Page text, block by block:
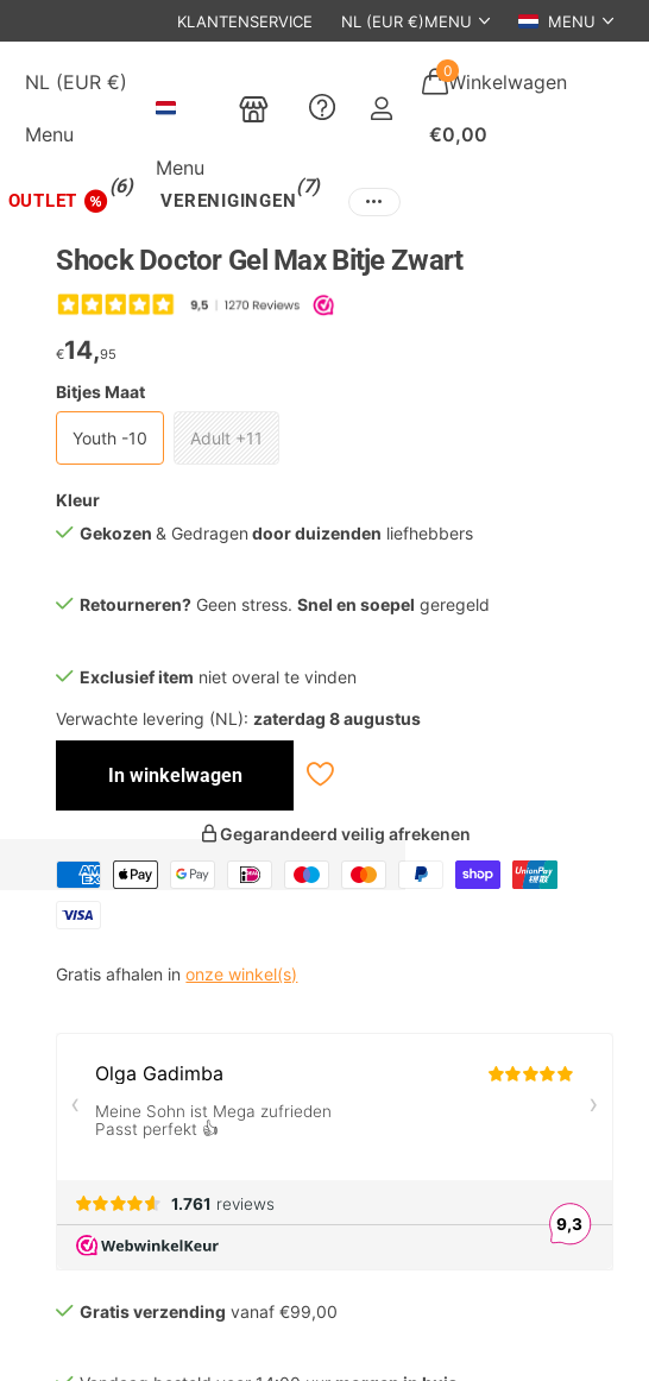
KLANTENSERVICE NL (EUR €)MENU MENU
NL (EUR €)
Menu
Menu
Winkelwagen
0
€0,00
OUTLET
(6)
VERENIGINGEN
(7)
Shock Doctor Gel Max Bitje Zwart
€14,95
Bitjes Maat
Youth -10 Adult +11
Kleur
Gekozen& Gedragen door duizenden liefhebbers
Retourneren? Geen stress.Snel en soepel geregeld
Exclusief item niet overal te vinden
Verwachte levering (NL): zaterdag 8 augustus
In winkelwagen
Gegarandeerd veilig afrekenen
Gratis afhalen inonze winkel(s)
Gratis verzending vanaf €99,00